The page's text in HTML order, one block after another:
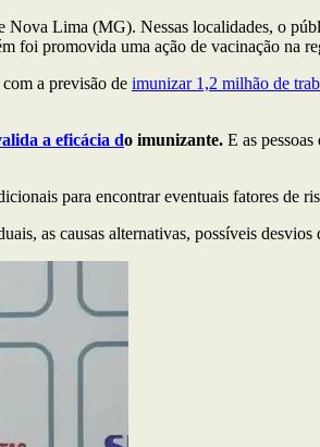
Lima (MG). Nessas localidades, o
foi promovida uma ação de vacinação na
a previsão de imunizar 1,2 milhão de
a eficácia do imunizante. E as
para encontrar eventuais fatores de
as causas alternativas, possíveis